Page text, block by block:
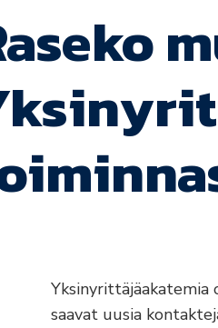
saavat uusia